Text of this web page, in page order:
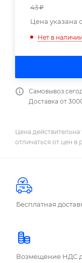
43₽
Цена указана
Нет в наличии
Самовывоз
Доставка от
Цена
отличаться от цен в
Бесплатная
Возмещение НДС